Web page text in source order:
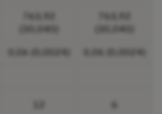
763,92
(30,040)
763,92
(30,040)
0,06 (0,0024)
0,06 (0,0024)
6